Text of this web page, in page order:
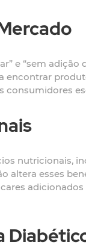
e “sem
encontrar
consumidores
nutricionais,
altera esses